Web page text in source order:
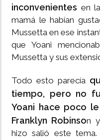
inconvenientes en
mamá le habían
Mussetta en ese
que Yoani
Mussetta y sus
Todo esto parecía
tiempo, pero no
Yoani hace poco
Franklyn Robinson
hizo salió este